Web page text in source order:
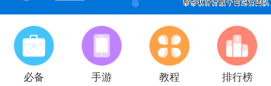
必备 手游 教程 排行榜